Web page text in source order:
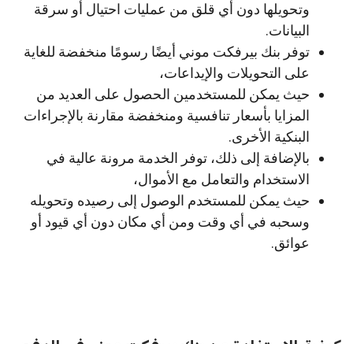
وتحويلها دون أي قلق من عمليات احتيال أو سرقة
البيانات.
توفر بنك بيرفكت موني أيضًا رسومًا منخفضة للغاية
على التحويلات والإيداعات،
حيث يمكن للمستخدمين الحصول على العديد من
المزايا بأسعار تنافسية ومنخفضة مقارنة بالإجراءات
البنكية الأخرى.
بالإضافة إلى ذلك، توفر الخدمة مرونة عالية في
الاستخدام والتعامل مع الأموال،
حيث يمكن للمستخدم الوصول إلى رصيده وتحويله
وسحبه في أي وقت ومن أي مكان دون أي قيود أو
عوائق.